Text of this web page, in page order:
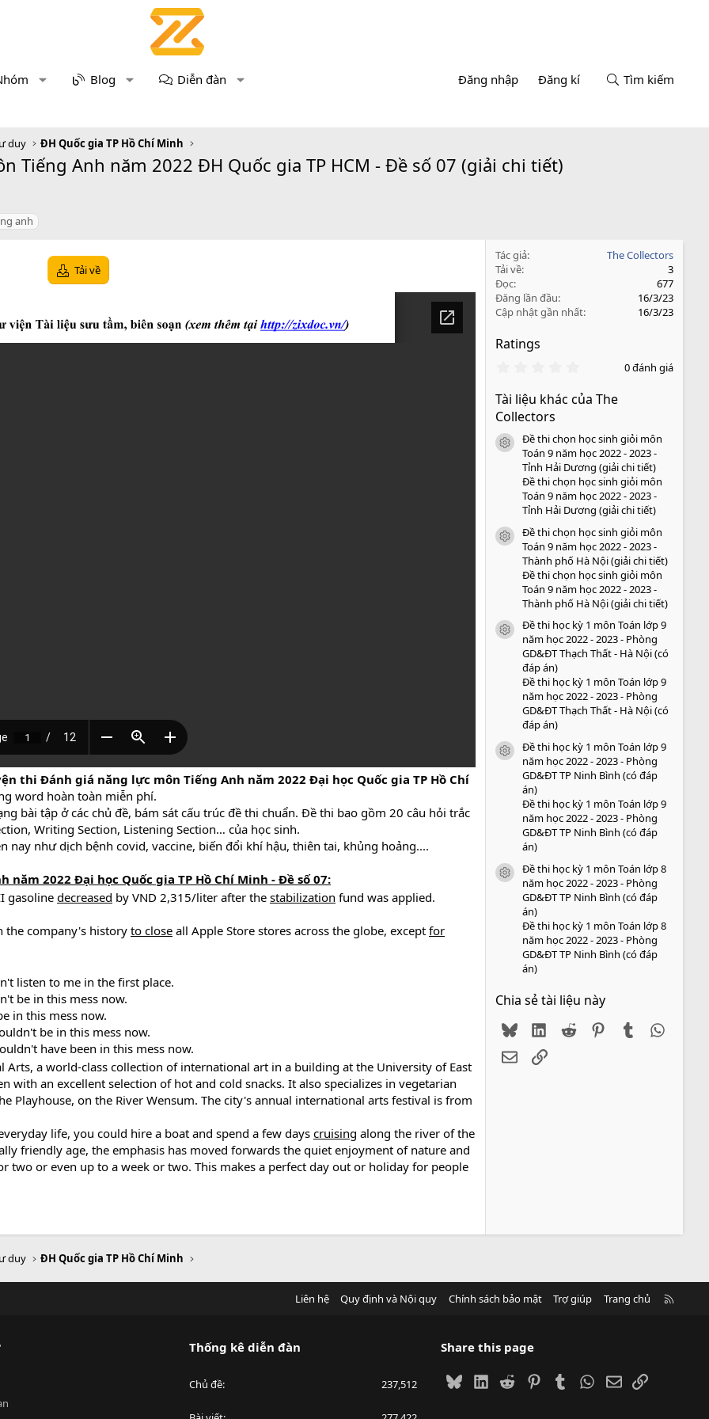
Blog Diễn đàn Đăng nhập Đăng kí Tìm kiếm
duy ĐH Quốc gia TP Hồ Chí Minh
Tiếng Anh năm 2022 ĐH Quốc gia TP HCM - Đề số 07 (giải chi tiết)
anh
Tải về
thi Đánh giá năng lực môn Tiếng Anh năm 2022 Đại học Quốc gia TP Hồ Chí
word hoàn toàn miễn phí.
bài tập ở các chủ đề, bám sát cấu trúc đề thi chuẩn. Đề thi bao gồm 20 câu hỏi trắc
Writing Section, Listening Section… của học sinh.
như dịch bệnh covid, vaccine, biến đổi khí hậu, thiên tai, khủng hoảng....
2022 Đại học Quốc gia TP Hồ Chí Minh - Đề số 07:
gasoline decreased by VND 2,315/liter after the stabilization fund was applied.
the company's history to close all Apple Store stores across the globe, except for
listen to me in the first place.
be in this mess now.
in this mess now.
be in this mess now.
have been in this mess now.
a world-class collection of international art in a building at the University of East
with an excellent selection of hot and cold snacks. It also specializes in vegetarian
Playhouse, on the River Wensum. The city's annual international arts festival is from
life, you could hire a boat and spend a few days cruising along the river of the
friendly age, the emphasis has moved forwards the quiet enjoyment of nature and
two or even up to a week or two. This makes a perfect day out or holiday for people
Tác giả
The Collectors
Tải về
3
Đọc
677
Đăng lần đầu
16/3/23
Cập nhật gần nhất
16/3/23
Ratings
0
0
o
0 đánh giá
Tài liệu khác của The
Collectors
icon tài liệu
Đề thi chọn học sinh giỏi môn
Toán 9 năm học 2022 - 2023 -
Tỉnh Hải Dương (giải chi tiết)
Đề thi chọn học sinh giỏi môn
Toán 9 năm học 2022 - 2023 -
Tỉnh Hải Dương (giải chi tiết)
icon tài liệu
Đề thi chọn học sinh giỏi môn
Toán 9 năm học 2022 - 2023 -
Thành phố Hà Nội (giải chi tiết)
Đề thi chọn học sinh giỏi môn
Toán 9 năm học 2022 - 2023 -
Thành phố Hà Nội (giải chi tiết)
icon tài liệu
Đề thi học kỳ 1 môn Toán lớp 9
năm học 2022 - 2023 - Phòng
GD&ĐT Thạch Thất - Hà Nội (có
đáp án)
Đề thi học kỳ 1 môn Toán lớp 9
năm học 2022 - 2023 - Phòng
GD&ĐT Thạch Thất - Hà Nội (có
đáp án)
icon tài liệu
Đề thi học kỳ 1 môn Toán lớp 9
năm học 2022 - 2023 - Phòng
GD&ĐT TP Ninh Bình (có đáp
án)
Đề thi học kỳ 1 môn Toán lớp 9
năm học 2022 - 2023 - Phòng
GD&ĐT TP Ninh Bình (có đáp
án)
icon tài liệu
Đề thi học kỳ 1 môn Toán lớp 8
năm học 2022 - 2023 - Phòng
GD&ĐT TP Ninh Bình (có đáp
án)
Đề thi học kỳ 1 môn Toán lớp 8
năm học 2022 - 2023 - Phòng
GD&ĐT TP Ninh Bình (có đáp
án)
Chia sẻ tài liệu này
BlueskyLinkedIn
Reddit PinterestTumblr
EmailLink
duy ĐH Quốc gia TP Hồ Chí Minh
Liên hệ Quy định và Nội quy Chính sách bảo mật Trợ giúp Trang chủ
Thống kê diễn đàn
Chủ đề 237,512
Share this page
BlueskyLinkedIn
Reddit PinterestTumblrWhatsApp
EmailLink